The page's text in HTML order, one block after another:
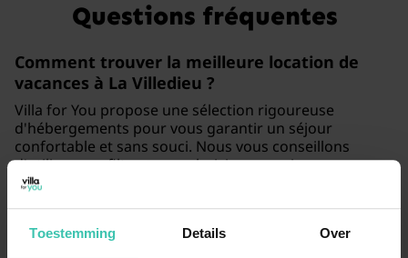
Toestemming Details Over
Questions fréquentes
Comment trouver la meilleure location de
vacances à La Villedieu ?
Villa for You propose une sélection rigoureuse
d'hébergements pour vous garantir un séjour
confortable et sans souci. Nous vous conseillons
d'utiliser nos filtres pour choisir une maison avec un
jardin privé